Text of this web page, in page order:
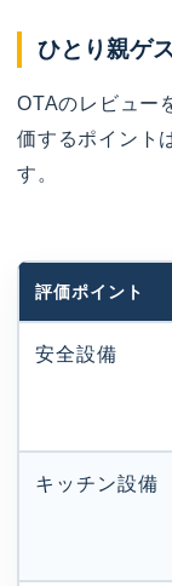
ひとり親ゲ
OTAのレビュー
価するポイント
す。
評価ポイント
安全設備
キッチン設備